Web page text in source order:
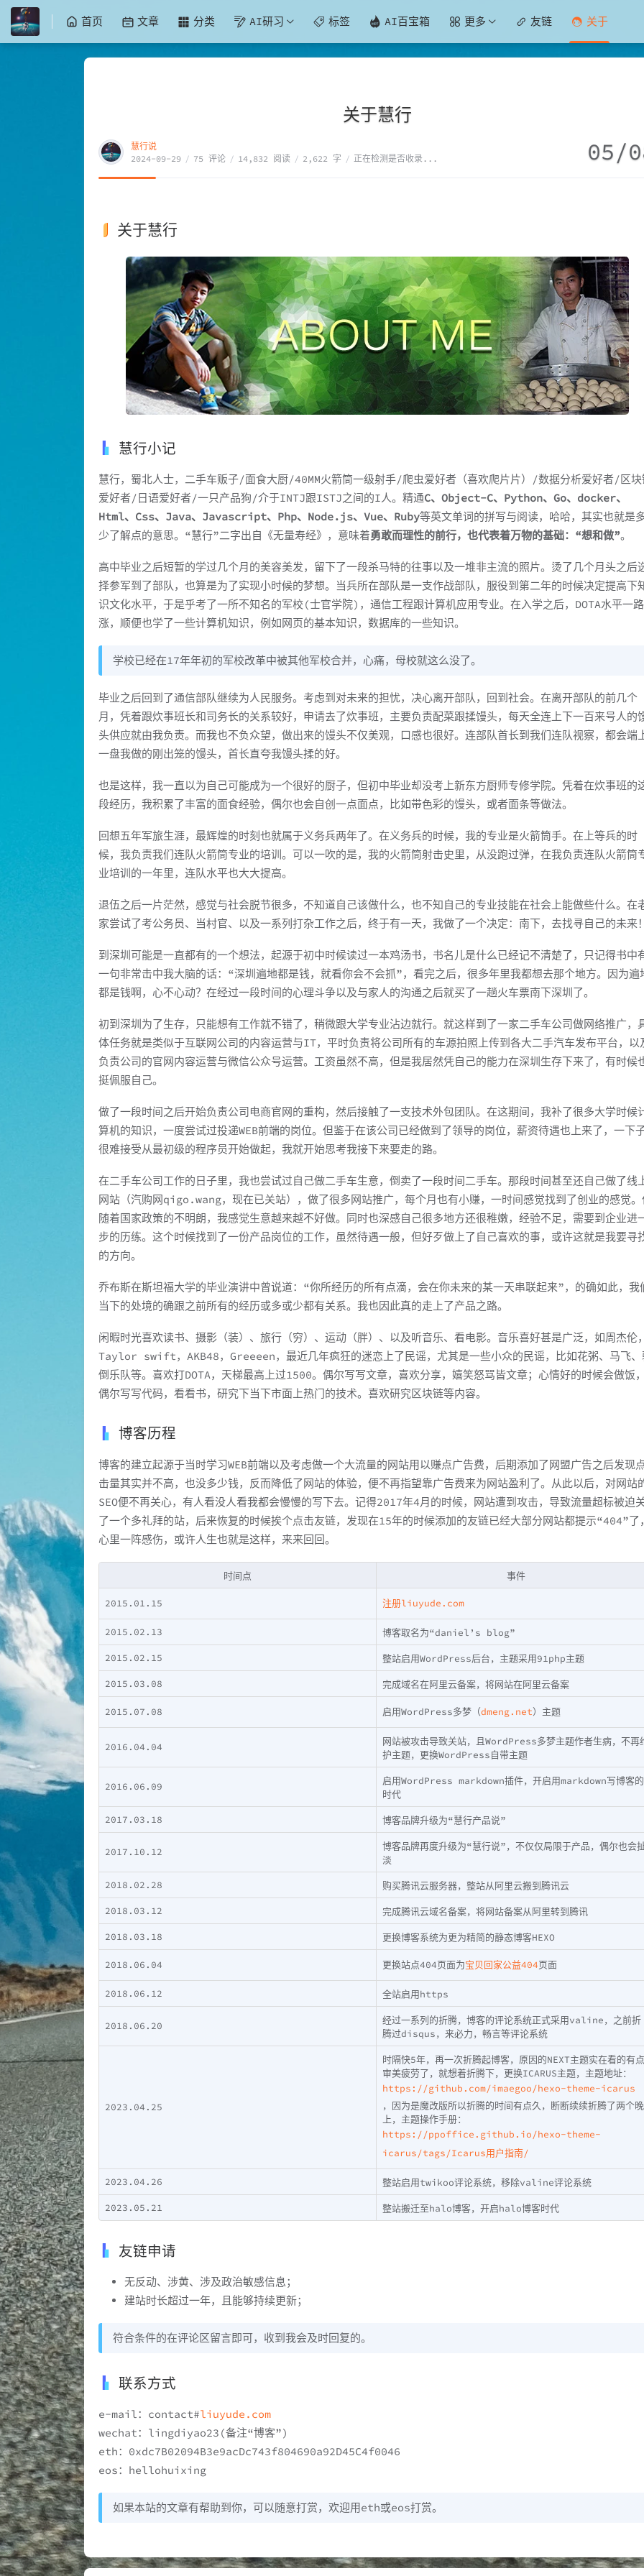
首页 文章 分类 AI研习 标签 AI百宝箱 更多 友链 关于
关于慧行
慧行说
2024-09-29 / 75 评论 / 14,832 阅读 / 2,622 字 / 正在检测是否收录... 05/
关于慧行
慧行小记
慧行，蜀北人士，二手车贩子/面食大厨/40MM火箭筒一级射手/爬虫爱好者（喜欢爬片片）/数据分析爱好者/区块
爱好者/日语爱好者/一只产品狗/介于INTJ跟ISTJ之间的I人。精通C、Object-C、Python、Go、docker、
Html、Css、Java、Javascript、Php、Node.js、Vue、Ruby等英文单词的拼写与阅读，哈哈，其实也就是
少了解点的意思。“慧行”二字出自《无量寿经》，意味着勇敢而理性的前行，也代表着万物的基础：“想和做”。
高中毕业之后短暂的学过几个月的美容美发，留下了一段杀马特的往事以及一堆非主流的照片。烫了几个月头之后
择参军到了部队，也算是为了实现小时候的梦想。当兵所在部队是一支作战部队，服役到第二年的时候决定提高下
识文化水平，于是乎考了一所不知名的军校(士官学院)，通信工程跟计算机应用专业。在入学之后，DOTA水平一
涨，顺便也学了一些计算机知识，例如网页的基本知识，数据库的一些知识。
学校已经在17年年初的军校改革中被其他军校合并，心痛，母校就这么没了。
毕业之后回到了通信部队继续为人民服务。考虑到对未来的担忧，决心离开部队，回到社会。在离开部队的前几个
月，凭着跟炊事班长和司务长的关系较好，申请去了炊事班，主要负责配菜跟揉馒头，每天全连上下一百来号人的
头供应就由我负责。而我也不负众望，做出来的馒头不仅美观，口感也很好。连部队首长到我们连队视察，都会端
一盘我做的刚出笼的馒头，首长直夸我馒头揉的好。
也是这样，我一直以为自己可能成为一个很好的厨子，但初中毕业却没考上新东方厨师专修学院。凭着在炊事班的
段经历，我积累了丰富的面食经验，偶尔也会自创一点面点，比如带色彩的馒头，或者面条等做法。
回想五年军旅生涯，最辉煌的时刻也就属于义务兵两年了。在义务兵的时候，我的专业是火箭筒手。在上等兵的时
候，我负责我们连队火箭筒专业的培训。可以一吹的是，我的火箭筒射击史里，从没跑过弹，在我负责连队火箭筒
业培训的一年里，连队水平也大大提高。
退伍之后一片茫然，感觉与社会脱节很多，不知道自己该做什么，也不知自己的专业技能在社会上能做些什么。在
家尝试了考公务员、当村官、以及一系列打杂工作之后，终于有一天，我做了一个决定：南下，去找寻自己的未来
到深圳可能是一直都有的一个想法，起源于初中时候读过一本鸡汤书，书名儿是什么已经记不清楚了，只记得书中
一句非常击中我大脑的话：“深圳遍地都是钱，就看你会不会抓”，看完之后，很多年里我都想去那个地方。因为遍
都是钱啊，心不心动？在经过一段时间的心理斗争以及与家人的沟通之后就买了一趟火车票南下深圳了。
初到深圳为了生存，只能想有工作就不错了，稍微跟大学专业沾边就行。就这样到了一家二手车公司做网络推广，
体任务就是类似于互联网公司的内容运营与IT，平时负责将公司所有的车源拍照上传到各大二手汽车发布平台，以
负责公司的官网内容运营与微信公众号运营。工资虽然不高，但是我居然凭自己的能力在深圳生存下来了，有时候
挺佩服自己。
做了一段时间之后开始负责公司电商官网的重构，然后接触了一支技术外包团队。在这期间，我补了很多大学时候
算机的知识，一度尝试过投递WEB前端的岗位。但鉴于在该公司已经做到了领导的岗位，薪资待遇也上来了，一下
很难接受从最初级的程序员开始做起，我就开始思考我接下来要走的路。
在二手车公司工作的日子里，我也尝试过自己做二手车生意，倒卖了一段时间二手车。那段时间甚至还自己做了线
网站（汽购网qigo.wang，现在已关站），做了很多网站推广，每个月也有小赚，一时间感觉找到了创业的感觉。
随着国家政策的不明朗，我感觉生意越来越不好做。同时也深感自己很多地方还很稚嫩，经验不足，需要到企业进
步的历练。这个时候找到了一份产品岗位的工作，虽然待遇一般，但好歹做上了自己喜欢的事，或许这就是我要寻
的方向。
乔布斯在斯坦福大学的毕业演讲中曾说道：“你所经历的所有点滴，会在你未来的某一天串联起来”，的确如此，我
当下的处境的确跟之前所有的经历或多或少都有关系。我也因此真的走上了产品之路。
闲暇时光喜欢读书、摄影（装）、旅行（穷）、运动（胖）、以及听音乐、看电影。音乐喜好甚是广泛，如周杰伦
Taylor swift，AKB48，Greeeen，最近几年疯狂的迷恋上了民谣，尤其是一些小众的民谣，比如花粥、马飞、
倒乐队等。喜欢打DOTA，天梯最高上过1500。偶尔写写文章，喜欢分享，嬉笑怒骂皆文章；心情好的时候会做饭
偶尔写写代码，看看书，研究下当下市面上热门的技术。喜欢研究区块链等内容。
博客历程
博客的建立起源于当时学习WEB前端以及考虑做一个大流量的网站用以赚点广告费，后期添加了网盟广告之后发现
击量其实并不高，也没多少钱，反而降低了网站的体验，便不再指望靠广告费来为网站盈利了。从此以后，对网站
SEO便不再关心，有人看没人看我都会慢慢的写下去。记得2017年4月的时候，网站遭到攻击，导致流量超标被迫
了一个多礼拜的站，后来恢复的时候挨个点击友链，发现在15年的时候添加的友链已经大部分网站都提示“404”了
心里一阵感伤，或许人生也就是这样，来来回回。
时间点 事件
2015.01.15 注册liuyude.com
2015.02.13 博客取名为“daniel’s blog”
2015.02.15 整站启用WordPress后台，主题采用91php主题
2015.03.08 完成域名在阿里云备案，将网站在阿里云备案
2015.07.08 启用WordPress多梦（dmeng.net）主题
2016.04.04
网站被攻击导致关站，且WordPress多梦主题作者生病，不再
护主题，更换WordPress自带主题
2016.06.09
启用WordPress markdown插件，开启用markdown写博客的
时代
2017.03.18 博客品牌升级为“慧行产品说”
2017.10.12
博客品牌再度升级为“慧行说”，不仅仅局限于产品，偶尔也会
淡
2018.02.28 购买腾讯云服务器，整站从阿里云搬到腾讯云
2018.03.12 完成腾讯云域名备案，将网站备案从阿里转到腾讯
2018.03.18 更换博客系统为更为精简的静态博客HEXO
2018.06.04 更换站点404页面为宝贝回家公益404页面
2018.06.12 全站启用https
2018.06.20
经过一系列的折腾，博客的评论系统正式采用valine，之前折
腾过disqus，来必力，畅言等评论系统
2023.04.25
时隔快5年，再一次折腾起博客，原因的NEXT主题实在看的有点
审美疲劳了，就想着折腾下，更换ICARUS主题，主题地址：
https://github.com/imaegoo/hexo-theme-icarus
，因为是魔改版所以折腾的时间有点久，断断续续折腾了两个晚
上，主题操作手册：
https://ppoffice.github.io/hexo-theme-
icarus/tags/Icarus用户指南/
2023.04.26 整站启用twikoo评论系统，移除valine评论系统
2023.05.21 整站搬迁至halo博客，开启halo博客时代
友链申请
无反动、涉黄、涉及政治敏感信息；
建站时长超过一年，且能够持续更新；
符合条件的在评论区留言即可，收到我会及时回复的。
联系方式
e-mail：contact#liuyude.com
wechat：lingdiyao23(备注“博客”)
eth：0xdc7B02094B3e9acDc743f804690a92D45C4f0046
eos：hellohuixing
如果本站的文章有帮助到你，可以随意打赏，欢迎用eth或eos打赏。